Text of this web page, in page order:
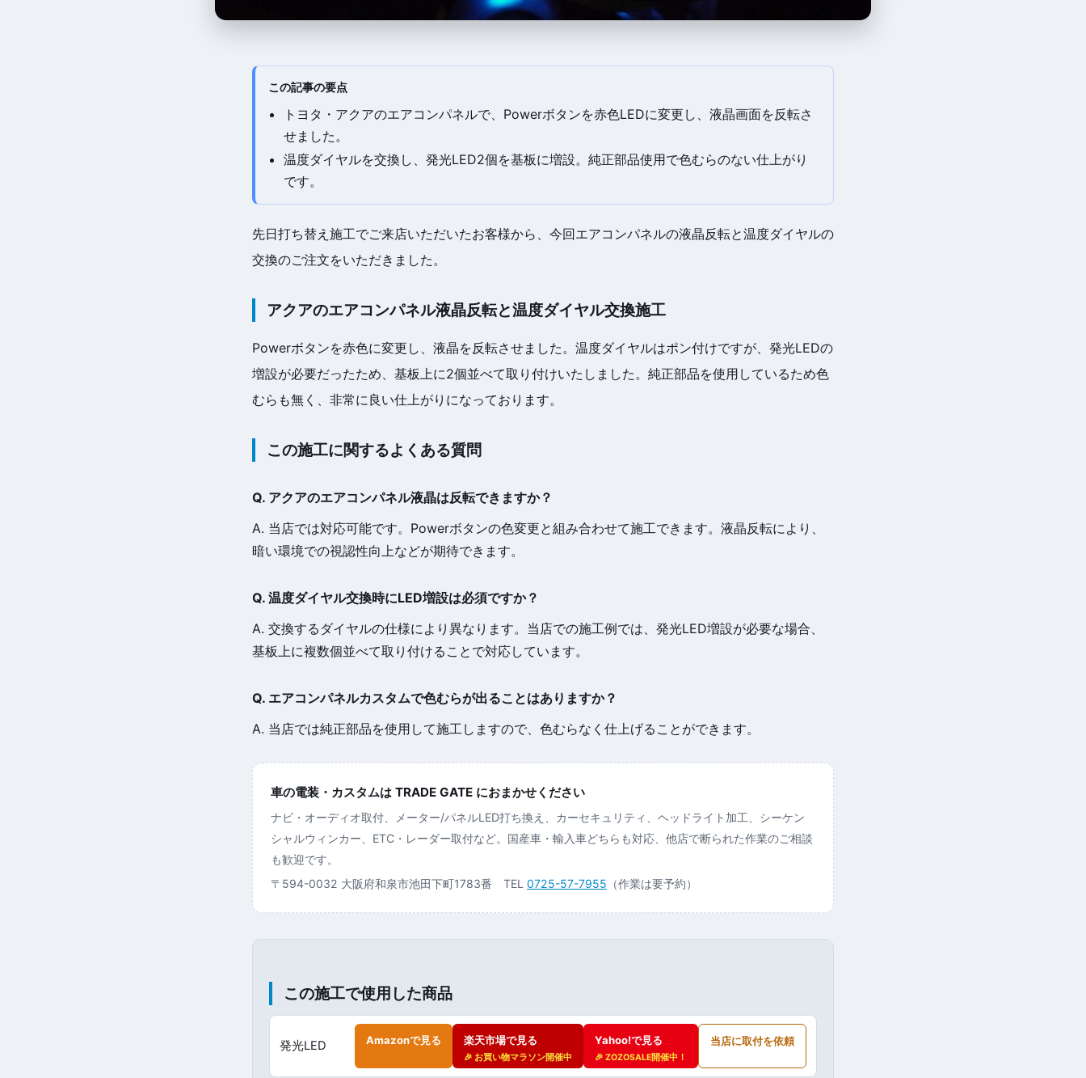
この記事の要点
トヨタ・アクアのエアコンパネルで、Powerボタンを赤色LEDに変更し、液晶画面を反転さ
せました。
温度ダイヤルを交換し、発光LED2個を基板に増設。純正部品使用で色むらのない仕上がり
です。
先日打ち替え施工でご来店いただいたお客様から、今回エアコンパネルの液晶反転と温度ダイヤルの
交換のご注文をいただきました。
アクアのエアコンパネル液晶反転と温度ダイヤル交換施工
Powerボタンを赤色に変更し、液晶を反転させました。温度ダイヤルはポン付けですが、発光LEDの
増設が必要だったため、基板上に2個並べて取り付けいたしました。純正部品を使用しているため色
むらも無く、非常に良い仕上がりになっております。
この施工に関するよくある質問
Q. アクアのエアコンパネル液晶は反転できますか？
A. 当店では対応可能です。Powerボタンの色変更と組み合わせて施工できます。液晶反転により、
暗い環境での視認性向上などが期待できます。
Q. 温度ダイヤル交換時にLED増設は必須ですか？
A. 交換するダイヤルの仕様により異なります。当店での施工例では、発光LED増設が必要な場合、
基板上に複数個並べて取り付けることで対応しています。
Q. エアコンパネルカスタムで色むらが出ることはありますか？
A. 当店では純正部品を使用して施工しますので、色むらなく仕上げることができます。
車の電装・カスタムは TRADE GATE におまかせください
ナビ・オーディオ取付、メーター/パネルLED打ち換え、カーセキュリティ、ヘッドライト加工、シーケン
シャルウィンカー、ETC・レーダー取付など。国産車・輸入車どちらも対応、他店で断られた作業のご相談
も歓迎です。
〒594-0032 大阪府和泉市池田下町1783番 TEL 0725-57-7955 （作業は要予約）
この施工で使用した商品
発光LED Amazonで見る 楽天市場で見る
🎉 お買い物マラソン開催中
Yahoo!で見る
🎉 ZOZOSALE開催中！
当店に取付を依頼